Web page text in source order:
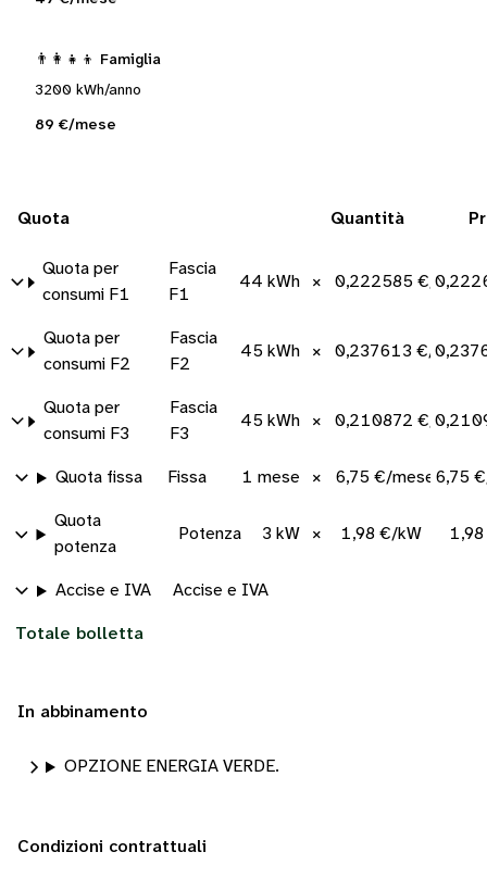
👨‍👩‍👧‍👦 Famiglia
3200 kWh/anno
89 €/mese
Quota Quantità
Quota per
consumi F1
Fascia
F1
44 kWh × 0,222585 €/kWh
Quota per
consumi F2
Fascia
F2
45 kWh × 0,237613 €/kWh
Quota per
consumi F3
Fascia
F3
45 kWh × 0,210872 €/kWh
Quota fissa Fissa 1 mese × 6,75 €/mese 6,75
Quota
potenza
Potenza 3 kW × 1,98 €/kW
Accise e IVA Accise e IVA
Totale bolletta
In abbinamento
OPZIONE ENERGIA VERDE.
Condizioni contrattuali